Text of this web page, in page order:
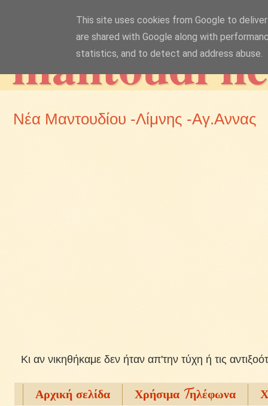
mantoudi
Νέα Μαντουδίου -Λίμνης -Αγ.Αννας
Kι αν νικηθήκαμε δεν ήταν απ'την τύχη ή τις
Αρχική σελίδα Χρήσιμα Tηλέφωνα
This site uses cookies from Google to
are shared with Google along with
statistics, and to detect and address abuse.